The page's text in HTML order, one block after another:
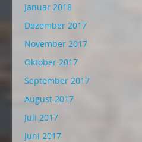
Januar 2018
Dezember 2017
November 2017
Oktober 2017
September 2017
August 2017
Juli 2017
Juni 2017